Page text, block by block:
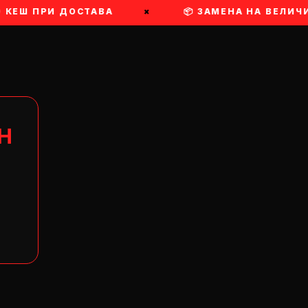
ПРИ ДОСТАВА 📦 ЗАМЕНА НА